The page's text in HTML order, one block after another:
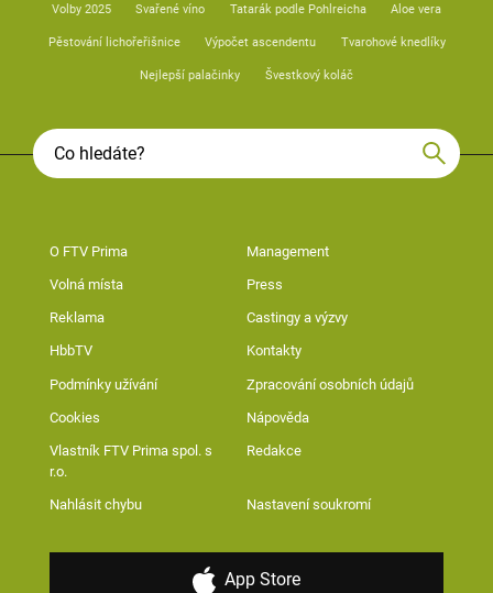
Volby 2025 Svařené víno Tatarák podle Pohlreicha Aloe vera
Pěstování lichořeřišnice Výpočet ascendentu Tvarohové knedlíky
Nejlepší palačinky Švestkový koláč
O FTV Prima Management
Volná místa Press
Reklama Castingy a výzvy
HbbTV Kontakty
Podmínky užívání Zpracování osobních údajů
Cookies Nápověda
Vlastník FTV Prima spol. s
r.o.
Redakce
Nahlásit chybu Nastavení soukromí
App Store